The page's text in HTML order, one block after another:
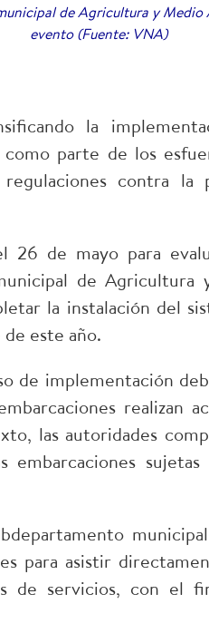
de Agricultura y Medio
evento (Fuente: VNA)
la
parte de los
contra la
26 de mayo para
de Agricultura
la instalación del
este año.
de implementación
realizan
las autoridades
embarcaciones
para asistir
de servicios, con el